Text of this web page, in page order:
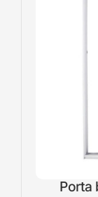
Porta